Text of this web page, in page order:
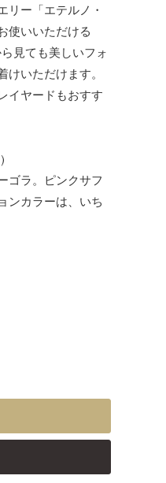
リー「エテルノ・
使いいただける
見ても美しいフォ
いただけます。
イヤードもおすす
ゴラ。ピンクサフ
ンカラーは、いち